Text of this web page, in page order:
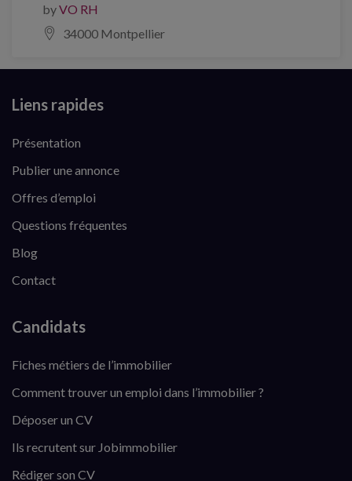
byVO RH
34000 Montpellier
Liens rapides
Présentation
Publier une annonce
Offres d’emploi
Questions fréquentes
Blog
Contact
Candidats
Fiches métiers de l’immobilier
Comment trouver un emploi dans l’immobilier ?
Déposer un CV
Ils recrutent sur Jobimmobilier
Rédiger son CV